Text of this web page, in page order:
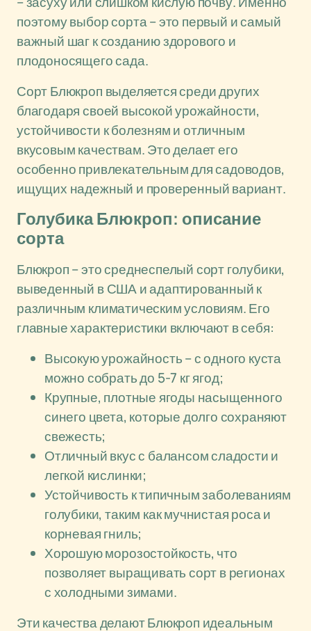
поэтому выбор сорта – это первый и самый
важный шаг к созданию здорового и
плодоносящего сада.
Сорт Блюкроп выделяется среди других
благодаря своей высокой урожайности,
устойчивости к болезням и отличным
вкусовым качествам. Это делает его
особенно привлекательным для садоводов,
ищущих надежный и проверенный вариант.
Голубика Блюкроп: описание
сорта
Блюкроп – это среднеспелый сорт голубики,
выведенный в США и адаптированный к
различным климатическим условиям. Его
главные характеристики включают в себя:
Высокую урожайность – с одного куста
можно собрать до 5-7 кг ягод;
Крупные, плотные ягоды насыщенного
синего цвета, которые долго сохраняют
свежесть;
Отличный вкус с балансом сладости и
легкой кислинки;
Устойчивость к типичным заболеваниям
голубики, таким как мучнистая роса и
корневая гниль;
Хорошую морозостойкость, что
позволяет выращивать сорт в регионах
с холодными зимами.
Эти качества делают Блюкроп идеальным